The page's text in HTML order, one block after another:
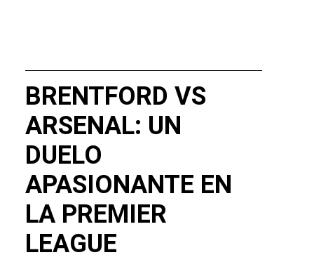
BRENTFORD VS
ARSENAL: UN
DUELO
APASIONANTE EN
LA PREMIER
LEAGUE